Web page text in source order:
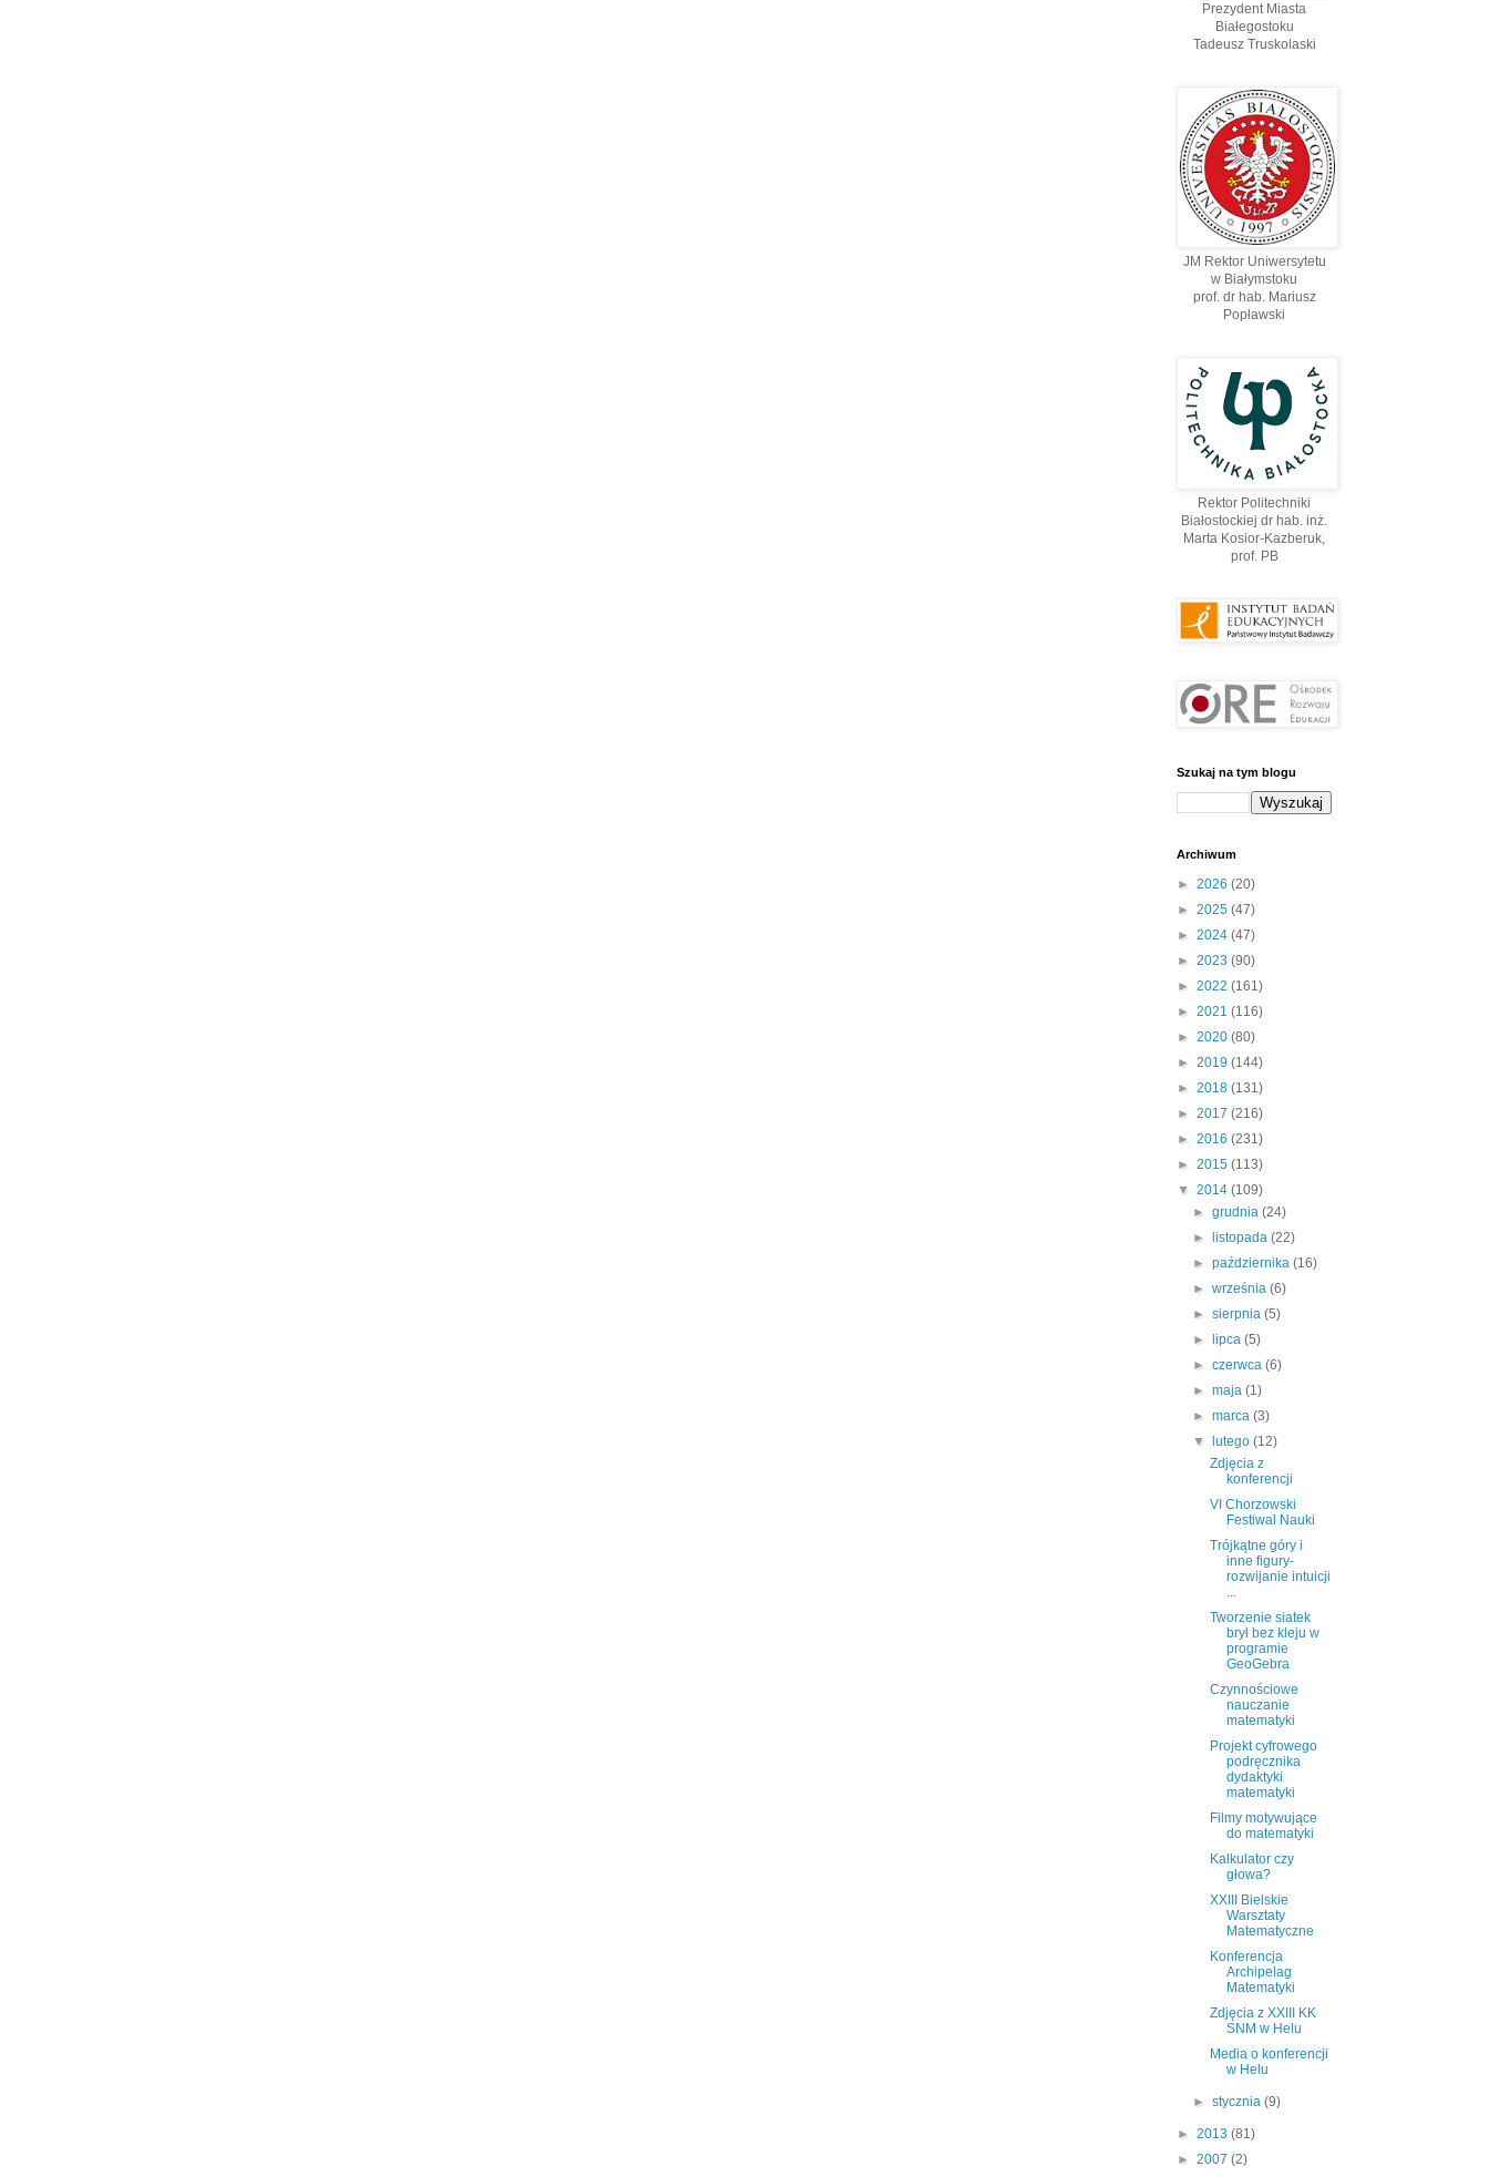
Prezydent Miasta
Białegostoku
Tadeusz Truskolaski
JM Rektor Uniwersytetu
w Białymstoku
prof. dr hab. Mariusz
Popławski
Rektor Politechniki
Białostockiej dr hab. inż.
Marta Kosior-Kazberuk,
prof. PВ
Szukaj na tym blogu
Archiwum
► 2026 (20)
► 2025 (47)
► 2024 (47)
► 2023 (90)
► 2022 (161)
► 2021 (116)
► 2020 (80)
► 2019 (144)
► 2018 (131)
► 2017 (216)
► 2016 (231)
► 2015 (113)
▼ 2014 (109)
►grudnia(24)
►
listopada(22)
►października(16)
►września(6)
►sierpnia(5)
►
lipca(5)
►czerwca(6)
►maja(1)
►marca(3)
▼
lutego(12)
Zdjęcia z
konferencji
VI Chorzowski
Festiwal Nauki
Trójkątne góry i
inne figury-
rozwijanie intuicji
...
Tworzenie siatek
brył bez kleju w
programie
GeoGebra
Czynnościowe
nauczanie
matematyki
Projekt cyfrowego
podręcznika
dydaktyki
matematyki
Filmy motywujące
do matematyki
Kalkulator czy
głowa?
XXIII Bielskie
Warsztaty
Matematyczne
Konferencja
Archipelag
Matematyki
Zdjęcia z XXIII KK
SNM w Helu
Media o konferencji
w Helu
►stycznia(9)
► 2013 (81)
► 2007 (2)